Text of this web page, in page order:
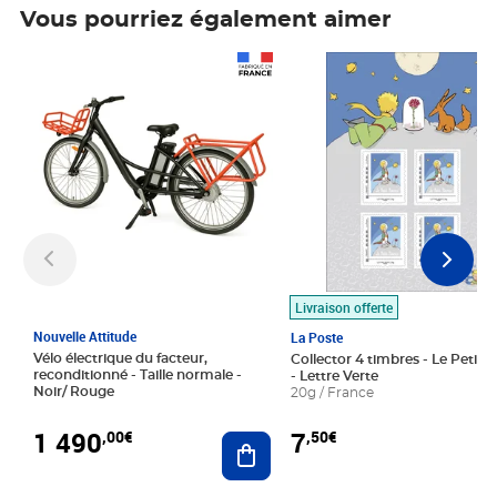
Vous pourriez également aimer
Nouvelle Attitude
Vélo électrique du facteur,
reconditionné - Taille normale -
Noir/ Rouge
1 490,00€ Ajouter au panier
Livraison offerte
La Poste
Collector 4 timbres - Le Petit
- Lettre Verte
20g / France
7,50€
Prix 7,50€